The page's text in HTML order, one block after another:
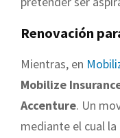
Renovación
Mientras, en
Mobilize
Accenture. Un
mediante el cual